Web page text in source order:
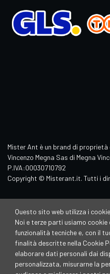
Mister Ant è un brand di proprietà
Vincenzo Megna Sas di Megna
P.IVA:00030710792
Copyright © Misterant.it. Tutti i
Questo sito web utilizza i cookie
Noi e terze parti usiamo
funzionalità tecniche e, con il
finalità descritte nella Cookie
elaborare dati personali dai
personalizzata, misurarne la